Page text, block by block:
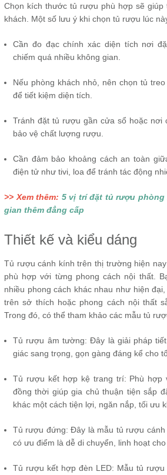
Chọn kích thước tủ rượu phù hợp sẽ giúp
khách. Một số lưu ý khi chọn tủ rượu lúc
Cần đo đạc chính xác diện tích nơi
chiếm quá nhiều không gian.
Nếu phòng khách nhỏ, nên chọn tủ
để tiết kiệm diện tích.
Tránh đặt tủ rượu gần cửa sổ hoặc nơi
bảo vệ chất lượng rượu.
Cần đảm bảo khoảng cách an toàn
điện tử như tivi, loa để tránh tác động
>> Xem thêm: 5 vị trí đặt tủ rượu
gian thêm đẳng cấp
Thiết kế và kiểu dáng
Tủ rượu cánh kính trên thị trường hiện nay
phù hợp với từng phong cách nội thất.
nhiều phong cách khác nhau như hiện
trên sở thích hoặc phong cách nội thất
Trong đó, có thể tham khảo các mẫu tủ
Tủ rượu âm tường: Đây là giải pháp
giác sang trọng, gọn gàng đáng kể cho
Tủ rượu kết hợp kệ trang trí: Phù hợp
đồng thời giúp gia chủ thuận tiện sắp
khác một cách tiện lợi, ngăn nắp, tối ưu
Tủ rượu đứng: Đây là mẫu tủ rượu cánh
có ưu điểm là dễ di chuyển, linh hoạt cho
Tủ rượu kết hợp đèn LED: Mẫu tủ rượu